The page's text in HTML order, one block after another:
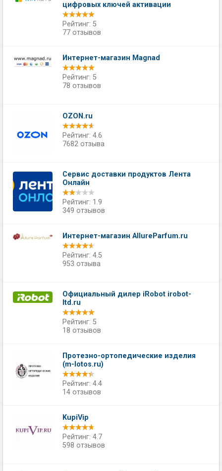
цифровых ключей активации
Рейтинг: 5
77 отзывов
Интернет-магазин Magnad
Рейтинг: 5
78 отзывов
OZON.ru
Рейтинг: 4.6
7682 отзыва
Сервис доставки продуктов Лента
Онлайн
Рейтинг: 1.9
349 отзывов
Интернет-магазин AllureParfum.ru
Рейтинг: 4.5
953 отзыва
Официальный дилер iRobot irobot-
ltd.ru
Рейтинг: 5
18 отзывов
Протезно-ортопедические изделия
(m-lotos.ru)
Рейтинг: 4.4
14 отзывов
KupiVip
Рейтинг: 4.7
598 отзывов